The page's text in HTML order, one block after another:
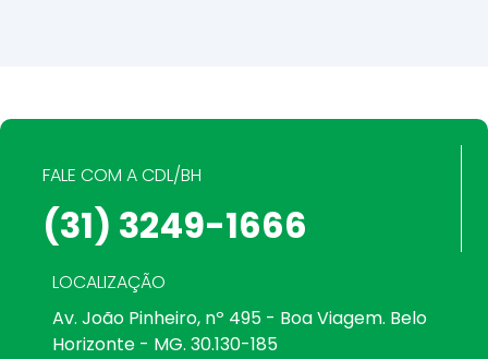
FALE COM A CDL/BH
(31) 3249-1666
LOCALIZAÇÃO
Av. João Pinheiro, nº 495 - Boa Viagem. Belo
Horizonte - MG. 30.130-185